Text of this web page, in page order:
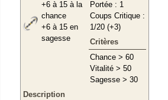
+6 à 15 à la
chance
+6 à 15 en
sagesse
Portée : 1
Coups Critique :
1/20 (+3)
Critères
Chance > 60
Vitalité > 50
Sagesse > 30
Description